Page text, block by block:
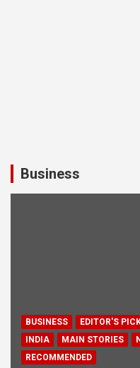
Business
BUSINESS EDITOR'S
INDIA
MAIN STORIES
RECOMMENDED